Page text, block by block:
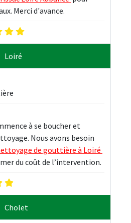
Merci d'avance.
Loiré
à se boucher et
Nous avons besoin
de gouttière à Loiré
du coût de l’intervention.
Cholet